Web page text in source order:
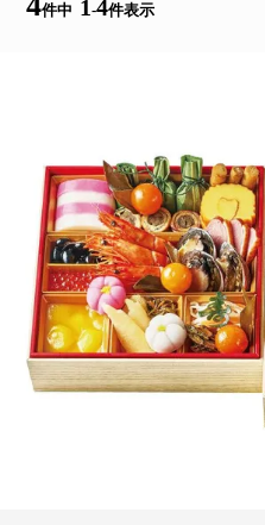
件中 1-4件表示